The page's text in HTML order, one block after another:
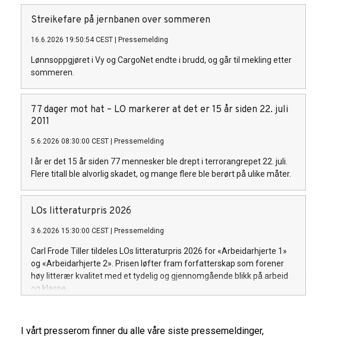
Streikefare på jernbanen over sommeren
16.6.2026 19:50:54 CEST Pressemelding
Lønnsoppgjøret i Vy og CargoNet endte i brudd, og går til mekling etter
sommeren.
77 dager mot hat – LO markerer at det er 15 år siden 22. juli
2011
5.6.2026 08:30:00 CEST Pressemelding
I år er det 15 år siden 77 mennesker ble drept i terrorangrepet 22. juli.
Flere titall ble alvorlig skadet, og mange flere ble berørt på ulike måter.
LOs litteraturpris 2026
3.6.2026 15:30:00 CEST Pressemelding
Carl Frode Tiller tildeles LOs litteraturpris 2026 for «Arbeidarhjerte 1»
og «Arbeidarhjerte 2». Prisen løfter fram forfatterskap som forener
høy litterær kvalitet med et tydelig og gjennomgående blikk på arbeid
og klasse.
I vårt presserom finner du alle våre siste pressemeldinger,